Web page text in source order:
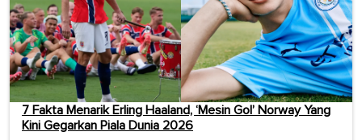
7 Fakta Menarik Erling Haaland, ‘Mesin Gol’ Norway Yang
Kini Gegarkan Piala Dunia 2026